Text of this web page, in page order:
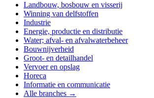
Landbouw, bosbouw en visserij
Winning van delfstoffen
Industrie
Energie, productie en distributie
Water; afval- en afvalwaterbeheer
Bouwnijverheid
Groot- en detailhandel
Vervoer en opslag
Horeca
Informatie en communicatie
Alle branches →